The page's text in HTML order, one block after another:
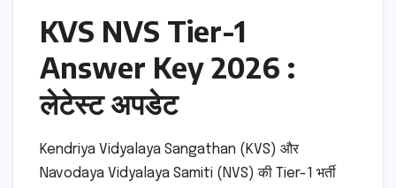
KVS NVS Tier-1
Answer Key 2026 :
लेटेस्ट अपडेट
Kendriya Vidyalaya Sangathan (KVS) और
Navodaya Vidyalaya Samiti (NVS) की Tier-1 भर्ती